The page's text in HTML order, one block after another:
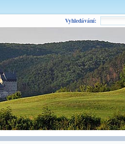
Vyhledávání: